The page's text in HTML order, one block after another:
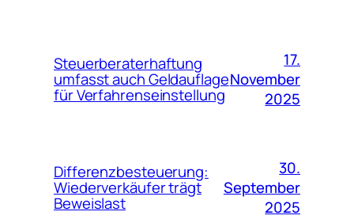
Steuerberaterhaftung
umfasst auch Geldauflage
für Verfahrenseinstellung
17.
November
2025
Differenzbesteuerung:
Wiederverkäufer trägt
Beweislast
30.
September
2025